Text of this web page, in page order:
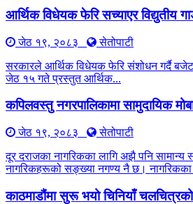
आर्थिक विधेयक फेरि सच्याएर विद्युतीय
जेठ १९, २०८३
सेतोपाटी
सरकारले आर्थिक विधेयक फेरि संशोधन गर्दै
जेठ १५ गते प्रस्तुत आर्थिक...
कपिलवस्तु नगरपालिकामा सामुदायिक
जेठ १९, २०८३
सेतोपाटी
दूर दराजका नागरिकका लागि अझै पनि सामान्य
नागरिकहरूको सङ्ख्या नगण्य नै छ।
काठमाडौंमा सुरू भयो चिनियाँ